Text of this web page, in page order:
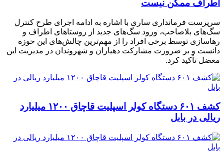
اطراف ممکن نیست
سرپرست فرمانداری ساری با اشاره به ادامه اجرای طرح کنترل
سگ‌های بلاصاحب، ورود سگ‌های جدید از روستاهای اطراف و
رهاسازی توسط برخی افراد را از مهم‌ترین چالش‌های این حوزه
دانست و بر ضرورت مشارکت دهیاران و شهروندان در مدیریت این
معضل تأکید کرد.
کشف ۶۰۱ دستگاه کولر اسپلیت قاچاق ۱۲۰۰ میلیارد
ریالی در بابل